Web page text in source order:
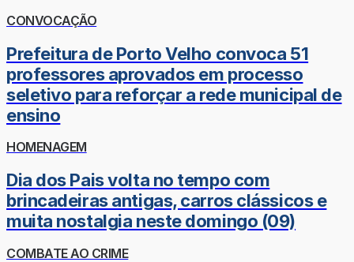
CONVOCAÇÃO
Prefeitura de Porto Velho convoca 51
professores aprovados em processo
seletivo para reforçar a rede municipal de
ensino
HOMENAGEM
Dia dos Pais volta no tempo com
brincadeiras antigas, carros clássicos e
muita nostalgia neste domingo (09)
COMBATE AO CRIME